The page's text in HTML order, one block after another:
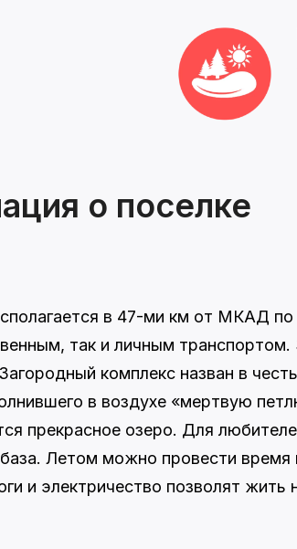
о поселке
в 47-ми км от МКАД
так и личным транспортом.
комплекс назван в
в воздухе «мертвую
прекрасное озеро. Для
Летом можно провести
и электричество позволят жить